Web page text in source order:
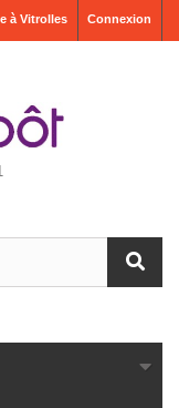
Connexion
à Vitrolles